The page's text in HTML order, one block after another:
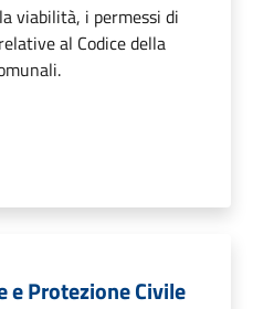
viabilità, i permessi di
al Codice della
e Protezione Civile